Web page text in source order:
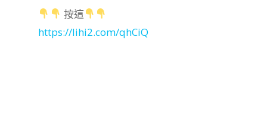
按這
https://lihi2.com/qhCiQ